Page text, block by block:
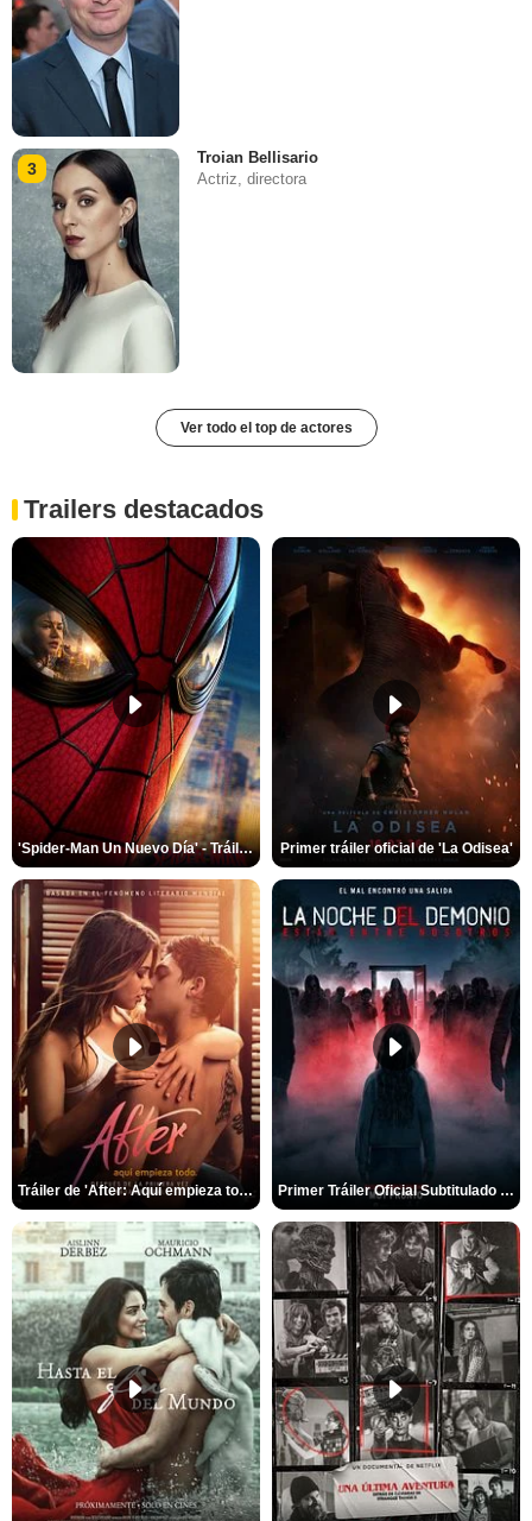
3
Troian Bellisario
Actriz, directora
Ver todo el top de actores
Trailers destacados
'Spider-Man Un Nuevo Día' - Tráiler oficial subtitulado Primer tráiler oficial de 'La Odisea'
Tráiler de 'After: Aquí empieza todo' Primer Tráiler Oficial Subtitulado de 'La Noche Del Demonio: Están Entre Nosotros'